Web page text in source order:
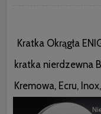
Kratka Okrągła
kratka nierdzewna
Kremowa, Ecru,